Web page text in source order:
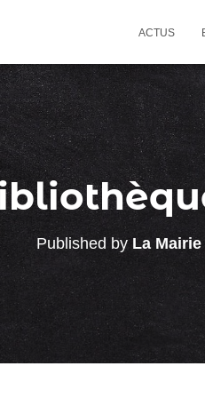
ACTUS
Published by La Mairie